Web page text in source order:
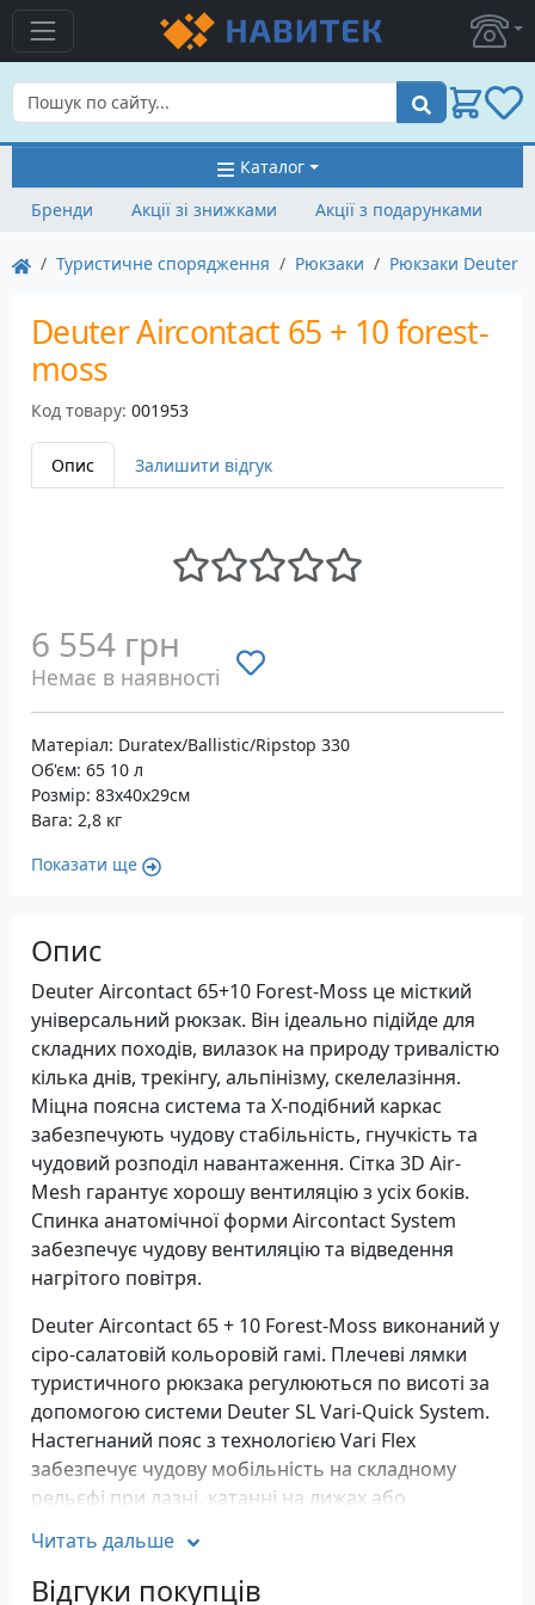
Пошук
Каталог
Бренди
Акції зі знижками Акції з подарунками
Туристичне спорядження Рюкзаки Рюкзаки Deuter
Deuter Aircontact 65 + 10 forest-
moss
Код товару: 001953
Опис Залишити відгук
6 554 грн
Немає в наявності
Матеріал: Duratex/Ballistic/Ripstop 330
Об'єм: 65 10 л
Розмір: 83х40х29см
Вага: 2,8 кг
Показати ще
Опис
Deuter Aircontact 65+10 Forest-Moss це місткий
універсальний рюкзак. Він ідеально підійде для
складних походів, вилазок на природу тривалістю
кілька днів, трекінгу, альпінізму, скелелазіння.
Міцна поясна система та Х-подібний каркас
забезпечують чудову стабільність, гнучкість та
чудовий розподіл навантаження. Сітка 3D Air-
Mesh гарантує хорошу вентиляцію з усіх боків.
Спинка анатомічної форми Aircontact System
забезпечує чудову вентиляцію та відведення
нагрітого повітря.
Deuter Aircontact 65 + 10 Forest-Moss виконаний у
сіро-салатовій кольоровій гамі. Плечеві лямки
туристичного рюкзака регулюються по висоті за
допомогою системи Deuter SL Vari-Quick System.
Настегнаний пояс з технологією Vari Flex
забезпечує чудову мобільність на складному
рельєфі при лазні, катанні на лижах або
Forest-Moss забезпечить Вам комфортне носіння
в найскладніших умовах, а великий об'єм рюкзака
Читать дальше
Відгуки покупців